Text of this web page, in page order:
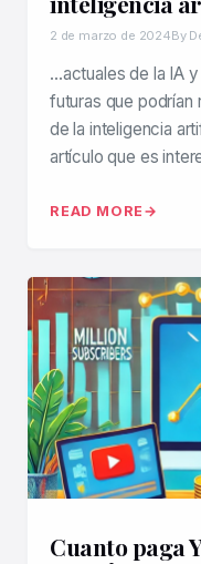
2 de marzo de 2024By
…actuales de la IA
futuras que podrían
de la inteligencia
artículo que es
READ MORE
Cuanto paga